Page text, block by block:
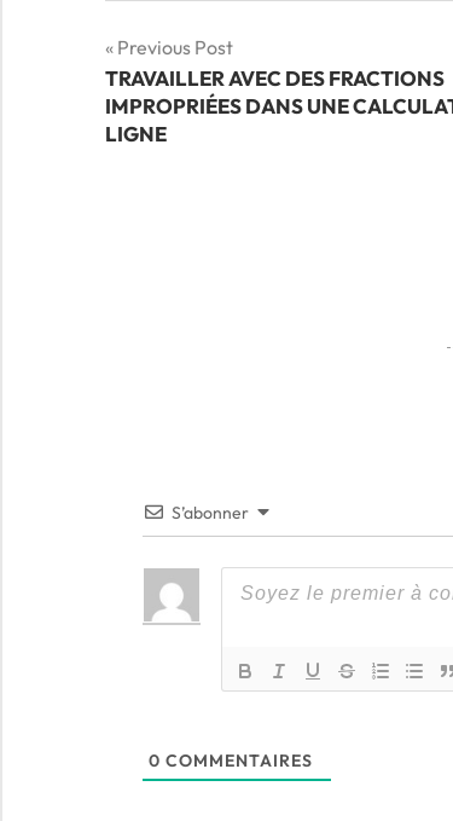
Navigation
de
l’article
Previous Post
TRAVAILLER AVEC DES FRACTIONS
IMPROPRIÉES DANS UNE
LIGNE
S’abonner
0 COMMENTAIRES